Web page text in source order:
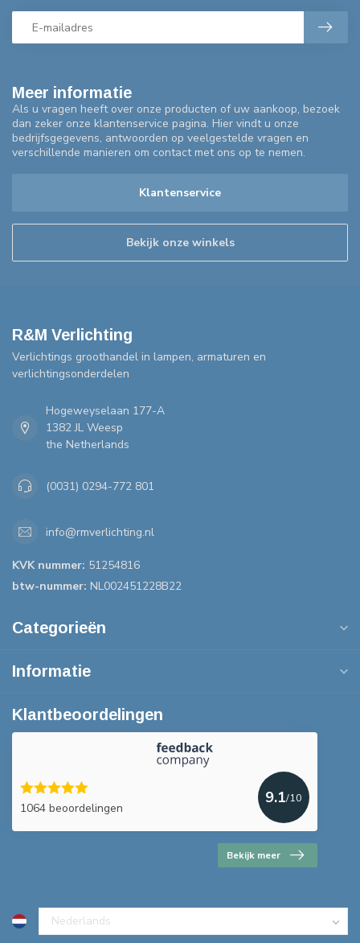
Meer informatie
Als u vragen heeft over onze producten of uw aankoop, bezoek
dan zeker onze klantenservice pagina. Hier vindt u onze
bedrijfsgegevens, antwoorden op veelgestelde vragen en
verschillende manieren om contact met ons op te nemen.
Klantenservice
Bekijk onze winkels
R&M Verlichting
Verlichtings groothandel in lampen, armaturen en
verlichtingsonderdelen
Hogeweyselaan 177-A
1382 JL Weesp
the Netherlands
(0031) 0294-772 801
info@rmverlichting.nl
KVK nummer: 51254816
btw-nummer: NL002451228B22
Categorieën
Informatie
Klantbeoordelingen
1064 beoordelingen
9.1/10
Bekijk meer